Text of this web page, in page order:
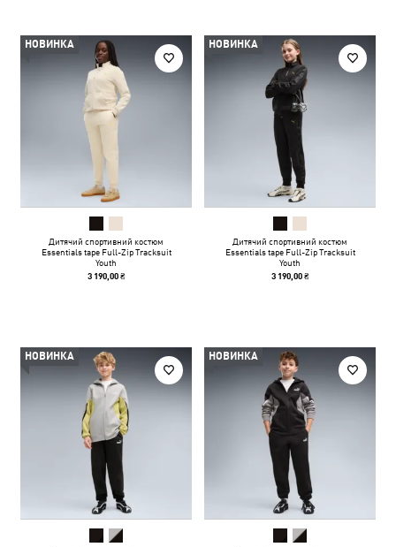
НОВИНКА
Дитячий спортивний костюм
Essentials tape Full-Zip Tracksuit
Youth
3 190,00 ₴
НОВИНКА
Дитячий спортивний костюм
Essentials tape Full-Zip Tracksuit
Youth
3 190,00 ₴
НОВИНКА НОВИНКА